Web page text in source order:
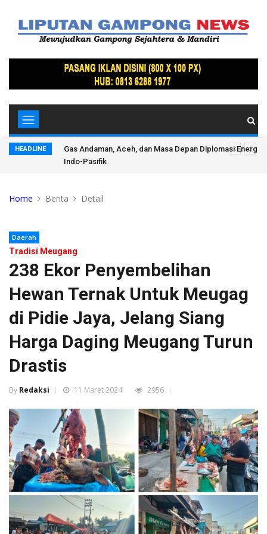
HEADLINE
Polres
Gas Andaman, Aceh, dan Masa Depan Diplomasi Energi
Indo-Pasifik
Home Berita Detail
Daerah
Tradisi Meugang
238 Ekor Penyembelihan
Hewan Ternak Untuk Meugag
di Pidie Jaya, Jelang Siang
Harga Daging Meugang Turun
Drastis
By Redaksi 11 Maret 2024 2956